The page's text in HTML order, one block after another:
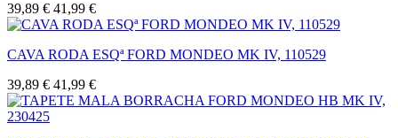
39,89 € 41,99 €
CAVA RODA ESQª FORD MONDEO MK IV, 110529
39,89 € 41,99 €